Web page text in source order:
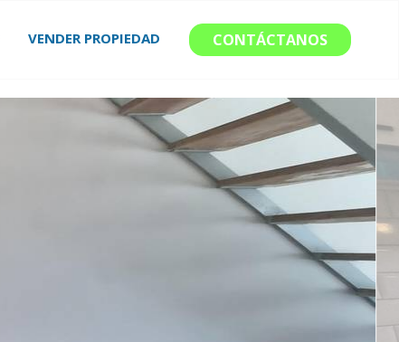
VENDER PROPIEDAD CONTÁCTANOS